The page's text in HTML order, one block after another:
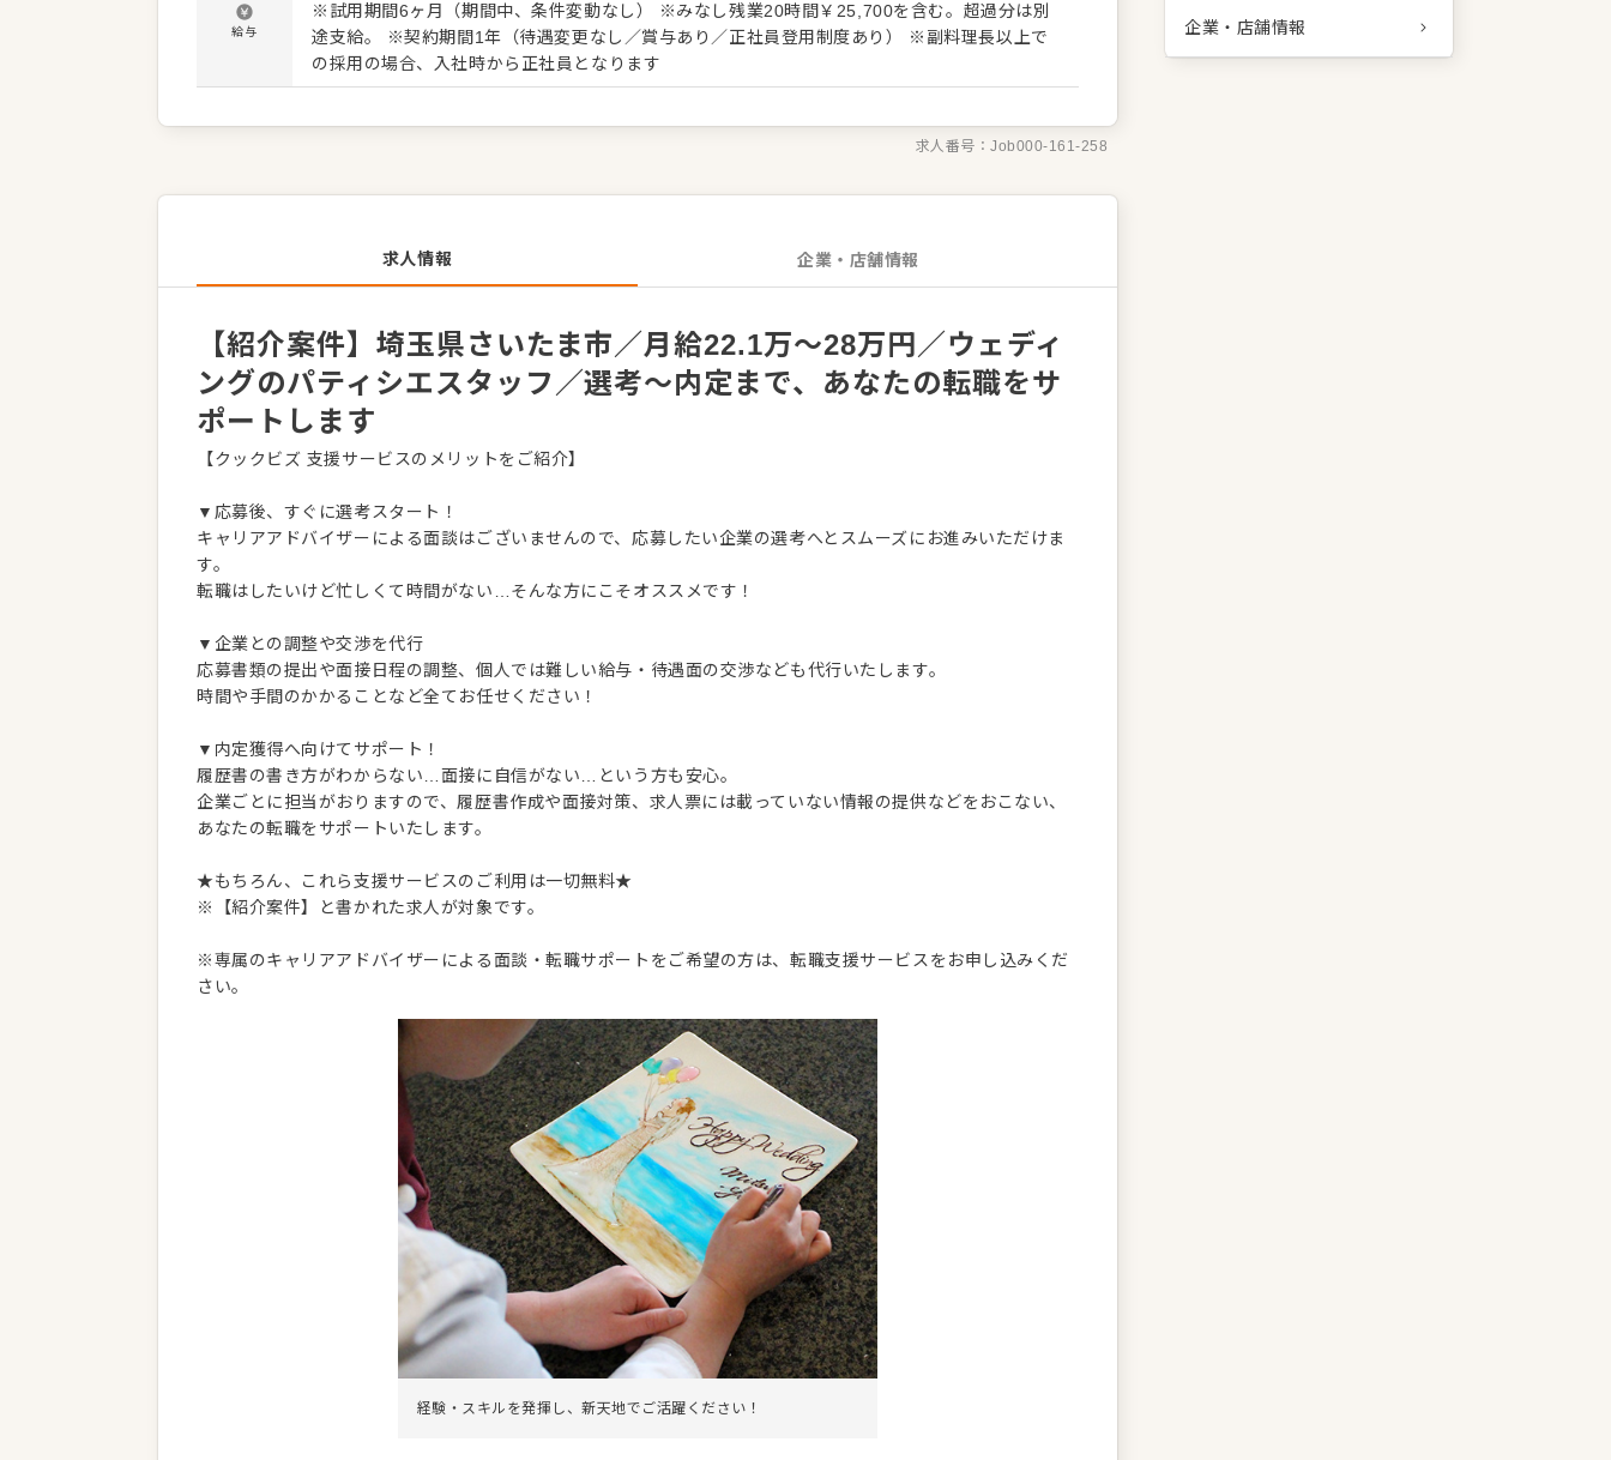
給与
※試用期間6ヶ月（期間中、条件変動なし） ※みなし残業20時間￥25,700を含む。超過分は別
途支給。 ※契約期間1年（待遇変更なし／賞与あり／正社員登用制度あり） ※副料理長以上で
の採用の場合、入社時から正社員となります
求人番号：Job000-161-258
求人情報 企業・店舗情報
【紹介案件】埼玉県さいたま市／月給22.1万～28万円／ウェディ
ングのパティシエスタッフ／選考～内定まで、あなたの転職をサ
ポートします
【クックビズ 支援サービスのメリットをご紹介】
▼応募後、すぐに選考スタート！
キャリアアドバイザーによる面談はございませんので、応募したい企業の選考へとスムーズにお進みいただけま
す。
転職はしたいけど忙しくて時間がない…そんな方にこそオススメです！
▼企業との調整や交渉を代行
応募書類の提出や面接日程の調整、個人では難しい給与・待遇面の交渉なども代行いたします。
時間や手間のかかることなど全てお任せください！
▼内定獲得へ向けてサポート！
履歴書の書き方がわからない…面接に自信がない…という方も安心。
企業ごとに担当がおりますので、履歴書作成や面接対策、求人票には載っていない情報の提供などをおこない、
あなたの転職をサポートいたします。
★もちろん、これら支援サービスのご利用は一切無料★
※【紹介案件】と書かれた求人が対象です。
※専属のキャリアアドバイザーによる面談・転職サポートをご希望の方は、転職支援サービスをお申し込みくだ
さい。
経験・スキルを発揮し、新天地でご活躍ください！
企業・店舗情報